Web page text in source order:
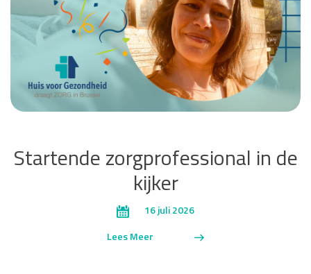
Startende zorgprofessional in de
kijker
16 juli 2026
Lees Meer